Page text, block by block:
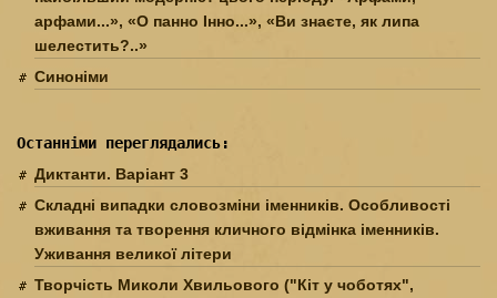
арфами...», «О панно Інно...», «Ви знаєте, як липа
шелестить?..»
Синоніми
Останніми переглядались:
Диктанти. Варіант 3
Складні випадки словозміни іменників. Особливості
вживання та творення кличного відмінка іменників.
Уживання великої літери
Творчість Миколи Хвильового ("Кіт у чоботях",